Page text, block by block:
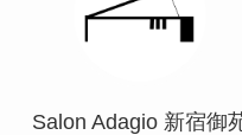
Salon Adagio 新宿御